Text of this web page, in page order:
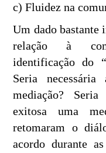
c) Fluidez na
Um dado bastante
relação à
identificação do
Seria
mediação?
exitosa uma
retomaram o
acordo durante